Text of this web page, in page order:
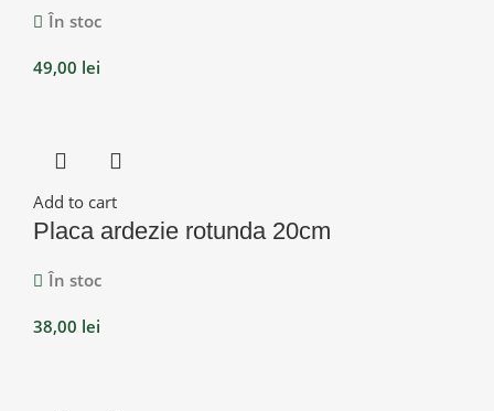
În stoc
49,00 lei
Add to cart
Placa ardezie rotunda 20cm
În stoc
38,00 lei